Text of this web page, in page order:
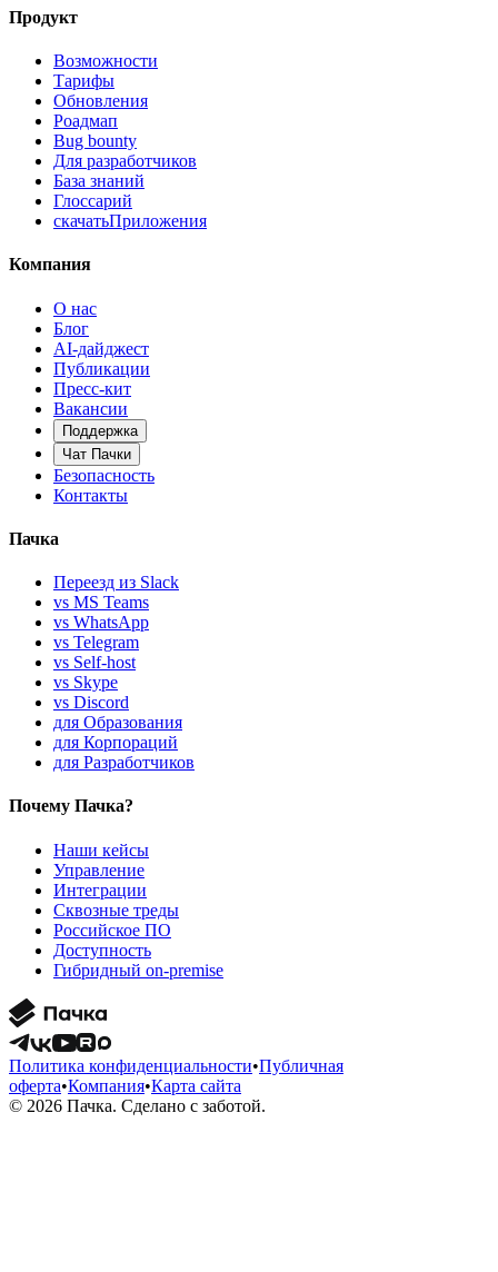
Продукт
Возможности
Тарифы
Обновления
Роадмап
Bug bounty
Для разработчиков
База знаний
Глоссарий
скачатьПриложения
Компания
О нас
Блог
AI-дайджест
Публикации
Пресс-кит
Вакансии
Поддержка
Чат Пачки
Безопасность
Контакты
Пачка
Переезд из Slack
vs MS Teams
vs WhatsApp
vs Telegram
vs Self-host
vs Skype
vs Discord
для Образования
для Корпораций
для Разработчиков
Почему Пачка?
Наши кейсы
Управление
Интеграции
Сквозные треды
Российское ПО
Доступность
Гибридный on-premise
Политика конфиденциальности•Публичная
оферта•Компания•Карта сайта
© 2026 Пачка. Сделано с заботой.